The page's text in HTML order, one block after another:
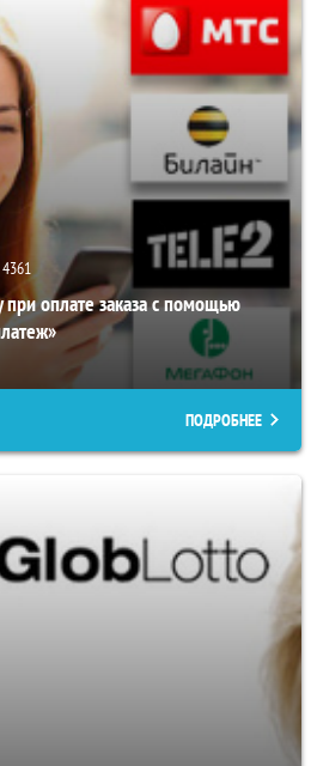
4361
при оплате заказа с помощью
ПОДРОБНЕЕ